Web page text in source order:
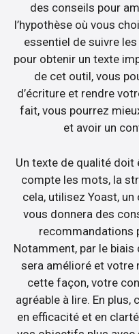
des conseils pour
l’hypothèse où vous
essentiel de suivre
pour obtenir un texte
de cet outil, vous
d’écriture et rendre
fait, vous pourrez
et avoir un
Un texte de qualité doit
compte les mots, la
cela, utilisez Yoast,
vous donnera des
recommandations
Notamment, par le biais
sera amélioré et votre
cette façon, votre
agréable à lire. En
en efficacité et en